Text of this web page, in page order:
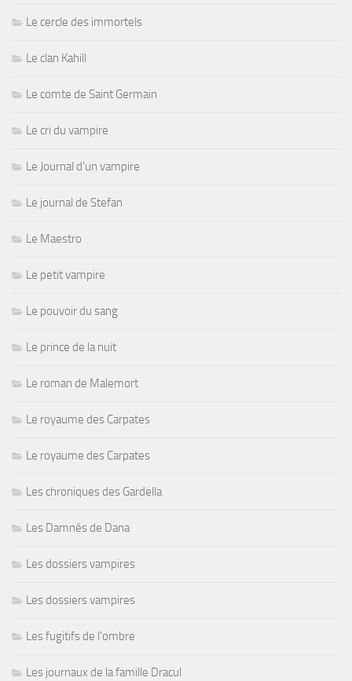
Le cercle des immortels
Le clan Kahill
Le comte de Saint Germain
Le cri du vampire
Le Journal d'un vampire
Le journal de Stefan
Le Maestro
Le petit vampire
Le pouvoir du sang
Le prince de la nuit
Le roman de Malemort
Le royaume des Carpates
Le royaume des Carpates
Les chroniques des Gardella
Les Damnés de Dana
Les dossiers vampires
Les dossiers vampires
Les fugitifs de l'ombre
Les journaux de la famille Dracul